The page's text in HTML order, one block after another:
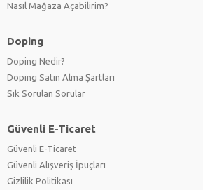
Nasıl Mağaza Açabilirim?
Doping
Doping Nedir?
Doping Satın Alma Şartları
Sık Sorulan Sorular
Güvenli E-Ticaret
Güvenli E-Ticaret
Güvenli Alışveriş İpuçları
Gizlilik Politikası